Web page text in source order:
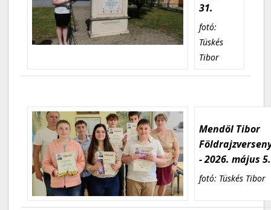
31.
fotó:
Tüskés
Tibor
Mendöl Tibor
- 2026. május 5.
fotó: Tüskés Tibor